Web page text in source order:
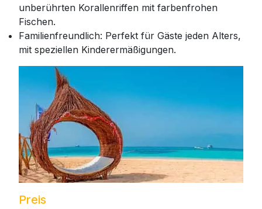
unberührten Korallenriffen mit farbenfrohen
Fischen.
Familienfreundlich: Perfekt für Gäste jeden Alters,
mit speziellen Kinderermäßigungen.
Preis